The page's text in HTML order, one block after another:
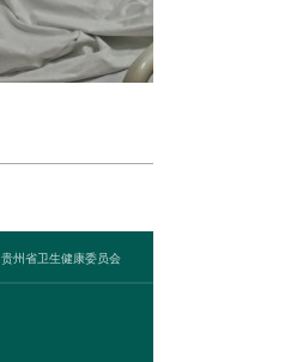
贵州省卫生健康委员会